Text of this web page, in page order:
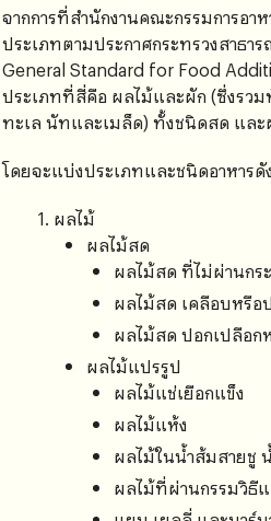
จากการที่สํานักงานคณะกรรมการอา
ประเภทตามประกาศกระทรวงสาธา
General Standard for Food
ประเภทที่สี่คือ ผลไม้และผัก (ซึ่งรวม
ทะเล นัทและเมล็ด) ทั้งชนิดสด และ
โดยจะแบ่งประเภทและชนิดอาหารดั
ผลไม้
ผลไม้สด
ผลไม้สด ที่ไม่ผ่านกร
ผลไม้สด เคลือบหรื
ผลไม้สด ปอกเปลือก
ผลไม้แปรรูป
ผลไม้แช่เยือกแข็ง
ผลไม้แห้ง
ผลไม้ในน้ำส้มสายชู
ผลไม้ที่ผ่านกรรมวิธี